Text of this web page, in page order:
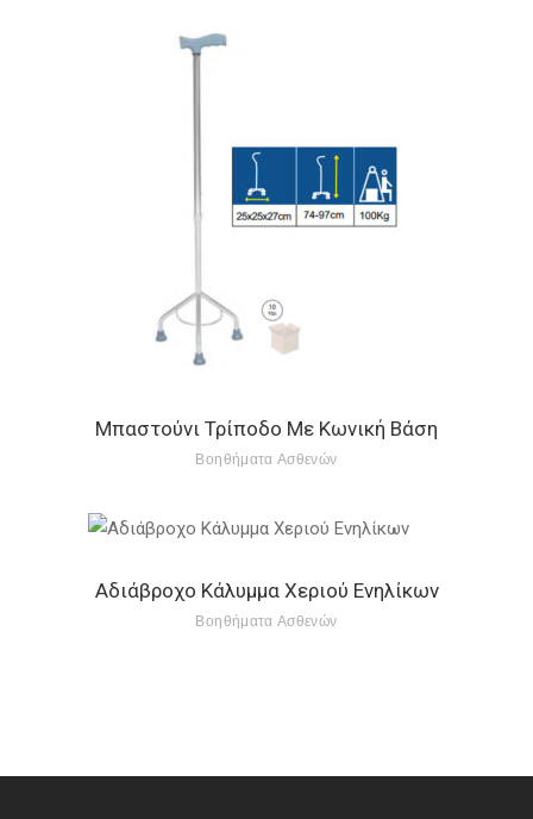
Μπαστούνι Τρίποδο Με Κωνική Βάση
Βοηθήματα Ασθενών
Αδιάβροχο Κάλυμμα Χεριού Ενηλίκων
Βοηθήματα Ασθενών